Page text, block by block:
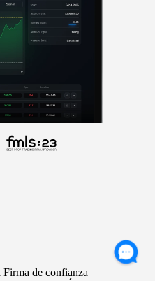
Firma de confianza